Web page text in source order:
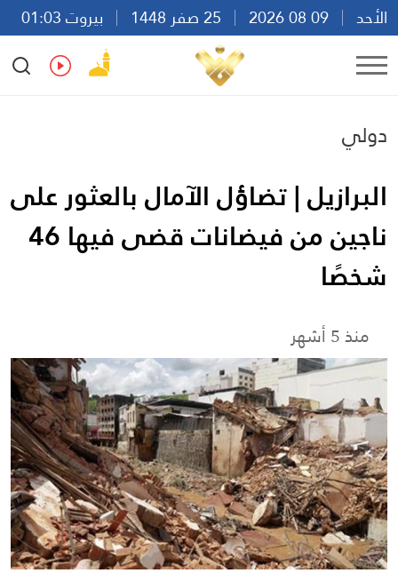
الأحد
بيروت 01:03
Ar
En Fr Es
دولي
البرازيل | تضاؤل الآمال بالعثور على
ناجين من فيضانات قضى فيها 46
شخصًا
منذ 5 أشهر